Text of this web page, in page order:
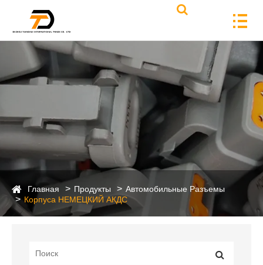
Главная Продукты
Автомобильные Разъемы
Корпуса НЕМЕЦКИЙ АКДС